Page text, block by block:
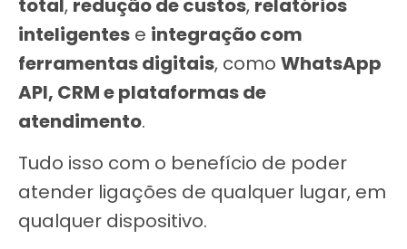
total, redução de custos, relatórios
inteligentes e integração com
ferramentas digitais, como WhatsApp
API, CRM e plataformas de
atendimento.
Tudo isso com o benefício de poder
atender ligações de qualquer lugar, em
qualquer dispositivo.